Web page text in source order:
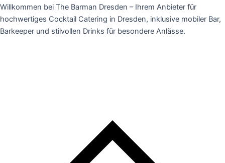
Willkommen bei The Barman Dresden – Ihrem Anbieter für
hochwertiges Cocktail Catering in Dresden, inklusive mobiler Bar,
Barkeeper und stilvollen Drinks für besondere Anlässe.